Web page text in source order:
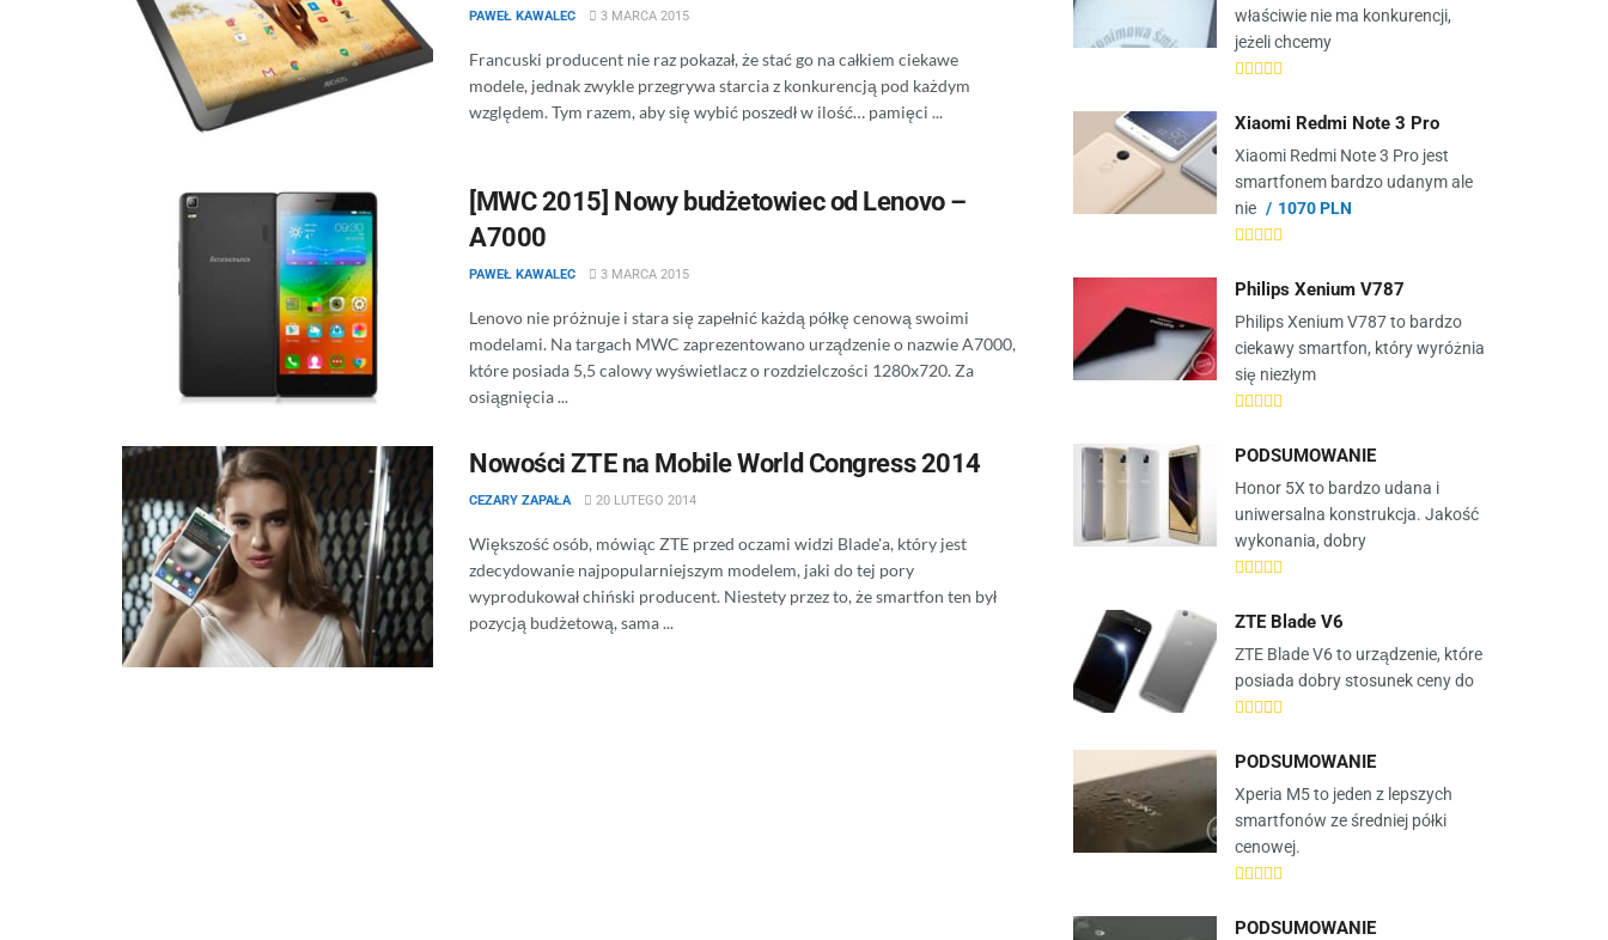
PAWEŁ KAWALEC 3 MARCA 2015
Francuski producent nie raz pokazał, że stać go na całkiem ciekawe
modele, jednak zwykle przegrywa starcia z konkurencją pod każdym
względem. Tym razem, aby się wybić poszedł w ilość… pamięci ...
[MWC 2015] Nowy budżetowiec od Lenovo –
A7000
PAWEŁ KAWALEC 3 MARCA 2015
Lenovo nie próżnuje i stara się zapełnić każdą półkę cenową swoimi
modelami. Na targach MWC zaprezentowano urządzenie o nazwie A7000,
które posiada 5,5 calowy wyświetlacz o rozdzielczości 1280x720. Za
osiągnięcia ...
Nowości ZTE na Mobile World Congress 2014
CEZARY ZAPAŁA 20 LUTEGO 2014
Większość osób, mówiąc ZTE przed oczami widzi Blade'a, który jest
zdecydowanie najpopularniejszym modelem, jaki do tej pory
wyprodukował chiński producent. Niestety przez to, że smartfon ten był
pozycją budżetową, sama ...
właściwie nie ma konkurencji,
jeżeli chcemy
Xiaomi Redmi Note 3 Pro
Xiaomi Redmi Note 3 Pro jest
smartfonem bardzo udanym ale
nie
1070 PLN
Philips Xenium V787
Philips Xenium V787 to bardzo
ciekawy smartfon, który wyróżnia
się niezłym
PODSUMOWANIE
Honor 5X to bardzo udana i
uniwersalna konstrukcja. Jakość
wykonania, dobry
ZTE Blade V6
ZTE Blade V6 to urządzenie, które
posiada dobry stosunek ceny do
PODSUMOWANIE
Xperia M5 to jeden z lepszych
smartfonów ze średniej półki
cenowej.
PODSUMOWANIE